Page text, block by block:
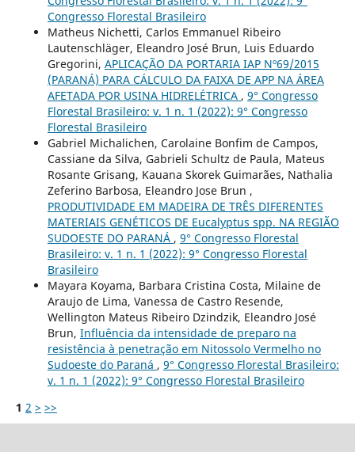
Congresso Florestal Brasileiro
Matheus Nichetti, Carlos Emmanuel Ribeiro
Lautenschläger, Eleandro José Brun, Luis Eduardo
Gregorini, APLICAÇÃO DA PORTARIA IAP Nº69/2015
(PARANÁ) PARA CÁLCULO DA FAIXA DE APP NA ÁREA
AFETADA POR USINA HIDRELÉTRICA , 9° Congresso
Florestal Brasileiro: v. 1 n. 1 (2022): 9° Congresso
Florestal Brasileiro
Gabriel Michalichen, Carolaine Bonfim de Campos,
Cassiane da Silva, Gabrieli Schultz de Paula, Mateus
Rosante Grisang, Kauana Skorek Guimarães, Nathalia
Zeferino Barbosa, Eleandro Jose Brun ,
PRODUTIVIDADE EM MADEIRA DE TRÊS DIFERENTES
MATERIAIS GENÉTICOS DE Eucalyptus spp. NA REGIÃO
SUDOESTE DO PARANÁ , 9° Congresso Florestal
Brasileiro: v. 1 n. 1 (2022): 9° Congresso Florestal
Brasileiro
Mayara Koyama, Barbara Cristina Costa, Milaine de
Araujo de Lima, Vanessa de Castro Resende,
Wellington Mateus Ribeiro Dzindzik, Eleandro José
Brun, Influência da intensidade de preparo na
resistência à penetração em Nitossolo Vermelho no
Sudoeste do Paraná , 9° Congresso Florestal Brasileiro:
v. 1 n. 1 (2022): 9° Congresso Florestal Brasileiro
1 2 > >>